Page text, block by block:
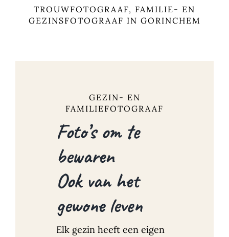
TROUWFOTOGRAAF, FAMILIE- EN
GEZINSFOTOGRAAF IN GORINCHEM
GEZIN- EN
FAMILIEFOTOGRAAF
Foto’s om te
bewaren
Ook van het
gewone leven
Elk gezin heeft een eigen